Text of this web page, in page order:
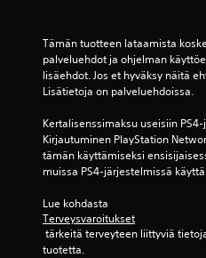
Tämän tuotteen lataamista
palveluehdot ja ohjelman
lisäehdot. Jos et hyväksy näitä
Lisätietoja on palveluehdoissa.
Kertalisenssimaksu useisiin
Kirjautuminen PlayStation
tämän käyttämiseksi
muissa PS4-järjestelmissä
Lue kohdasta
Terveysvaroitukset
tuotetta.